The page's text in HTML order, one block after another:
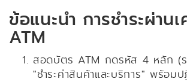
ข้อแนะนำ การชำระผ่าน
ATM
สอดบัตร ATM กดรหัส 4 หลัก (
"ชำระค่าสินค้าและบริการ" พร้อม